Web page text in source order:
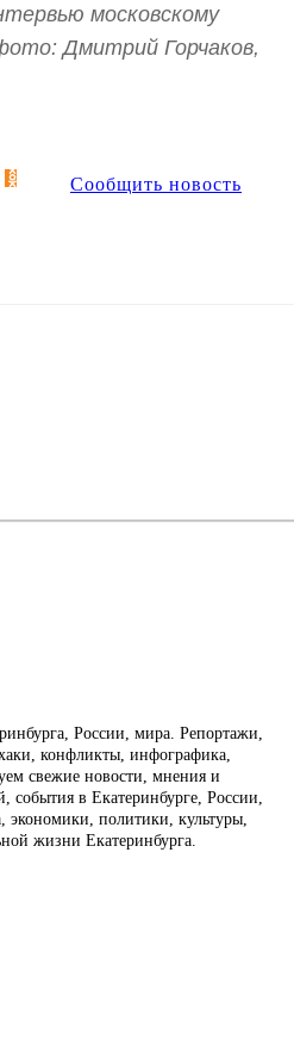
московскому
Дмитрий Горчаков,
Сообщить новость
России, мира. Репортажи,
конфликты, инфографика,
свежие новости, мнения и
в Екатеринбурге, России,
экономики, политики, культуры,
жизни Екатеринбурга.